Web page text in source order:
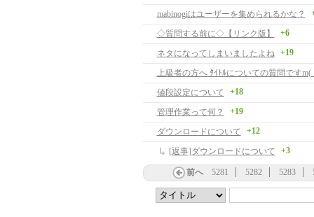
mabinogiはユーザーを集められるかな？
◇質問する前に◇【リンク版】 +6
ネタになってしまいましたよね +19
上級者の方へ ﾀｲﾄﾙについての質問ですm(
値段設定について
+18
管理作業って何？ +19
ダウンロードについて +12
[返事]ダウンロードについて +3
前へ 5281 5282 5283